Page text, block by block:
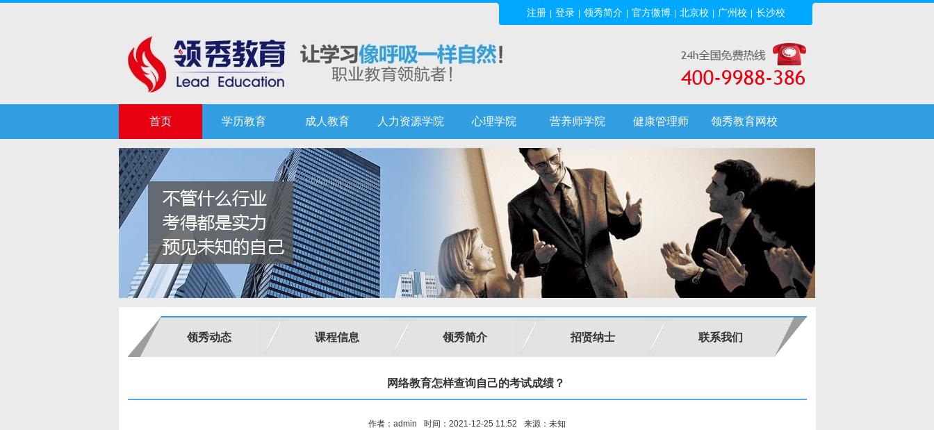
注册 登录 领秀简介 官方微博 北京校 广州校 长沙校
首页 学历教育 成人教育 人力资源学院 心理学院 营养师学院 健康管理师 领秀教育网校
领秀动态 课程信息 领秀简介 招贤纳士 联系我们
网络教育怎样查询自己的考试成绩？
作者：admin 时间：2021-12-25 11:52 来源：未知